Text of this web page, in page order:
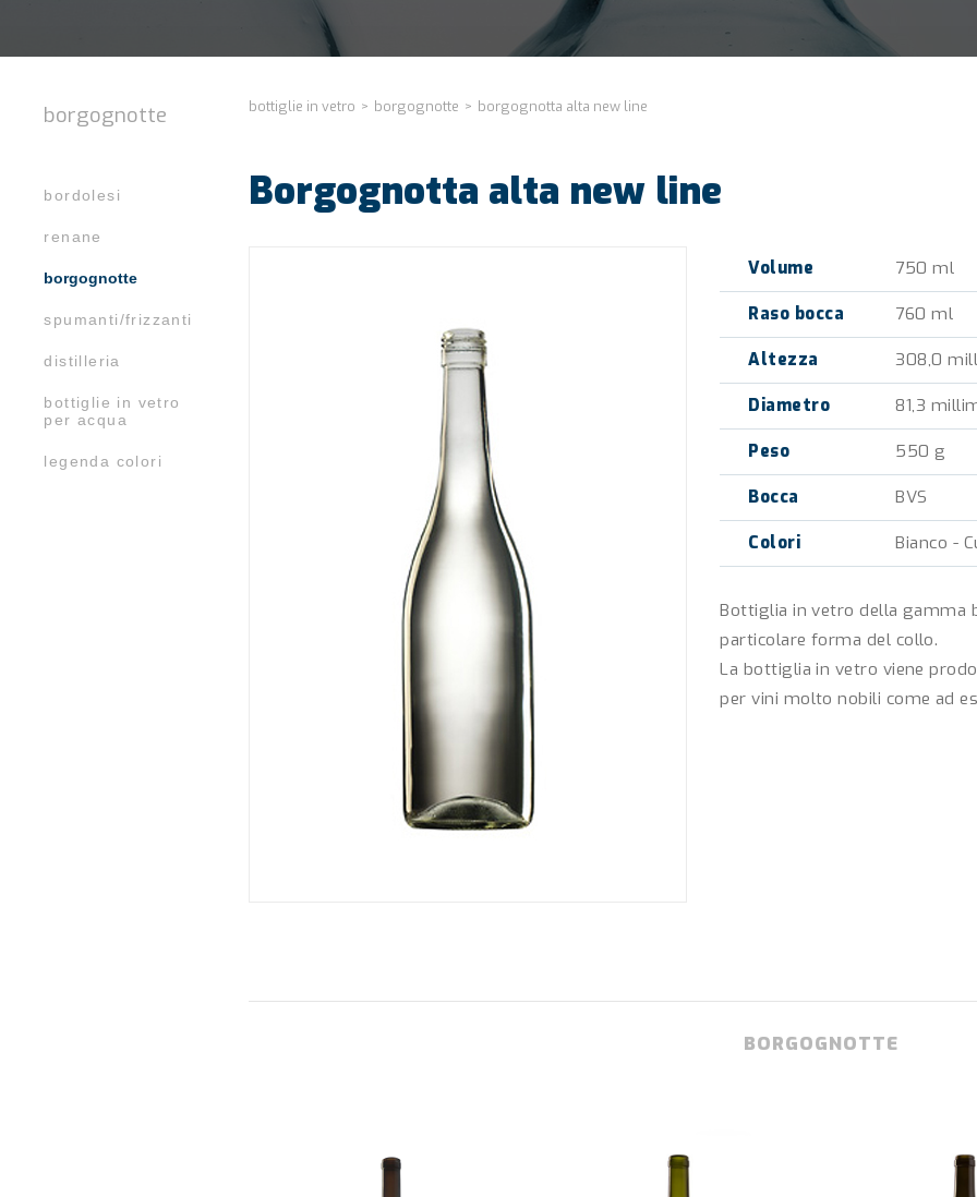
borgognotte
bordolesi
renane
borgognotte
spumanti/frizzanti
distilleria
bottiglie in vetro
per acqua
legenda colori
bottiglie in vetro > borgognotte > borgognotta alta new line
Borgognotta alta new line
Volume 750 ml
Raso bocca 760 ml
Altezza 308,0
Diametro 81,3
Peso 550 g
Bocca BVS
Colori Bianco -
Bottiglia in vetro della gamma
particolare forma del collo.
La bottiglia in vetro viene
per vini molto nobili come ad
BORGOGNOTTE